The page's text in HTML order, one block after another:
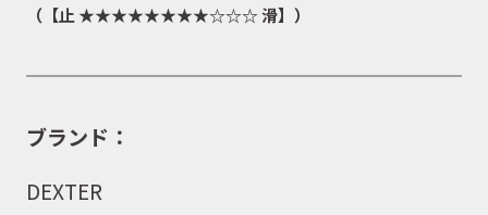
（【止 ★★★★★★★★☆☆☆ 滑】）
ブランド：
DEXTER